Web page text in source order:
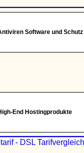
Software und
End Hostingprodukte